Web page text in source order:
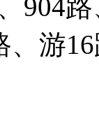
904
、游